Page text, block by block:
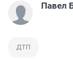
Павел
ДТП